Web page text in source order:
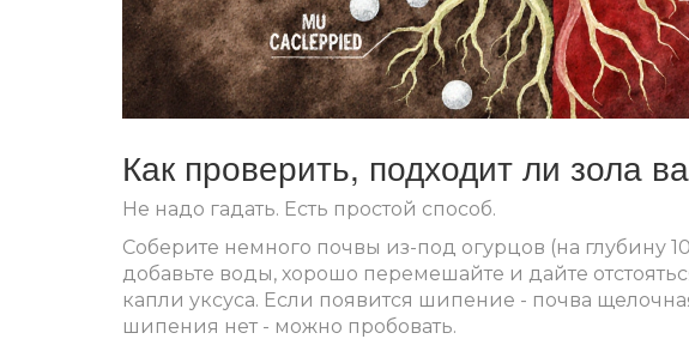
Как проверить, подходит ли зола
Не надо гадать. Есть простой способ.
Соберите немного почвы из-под огурцов (на глубину
добавьте воды, хорошо перемешайте и дайте
капли уксуса. Если появится шипение - почва
шипения нет - можно пробовать.